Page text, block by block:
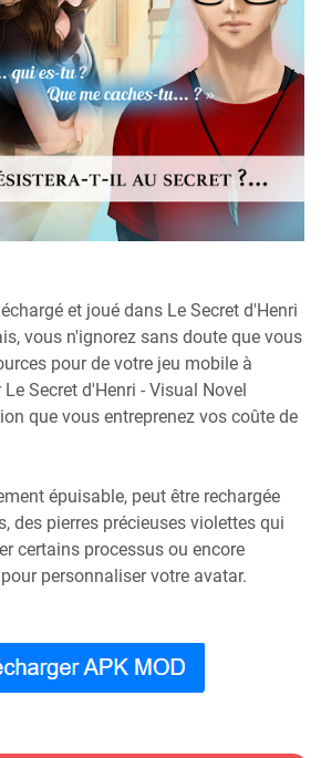
et joué dans Le Secret d'Henri
vous n'ignorez sans doute que vous
pour de votre jeu mobile à
Secret d'Henri - Visual Novel
que vous entreprenez vos coûte de
épuisable, peut être rechargée
des pierres précieuses violettes qui
certains processus ou encore
personnaliser votre avatar.